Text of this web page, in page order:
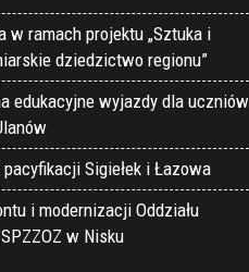
w ramach projektu „Sztuka i
dziedzictwo regionu”
edukacyjne wyjazdy dla uczniów
pacyfikacji Sigiełek i Łazowa
i modernizacji Oddziału
w Nisku